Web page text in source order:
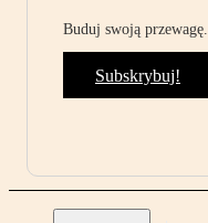
Buduj swoją
Subskrybuj!